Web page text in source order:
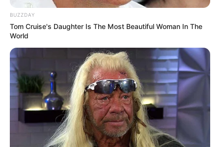
BUZZDAY
Tom Cruise's Daughter Is The Most Beautiful Woman In The
World